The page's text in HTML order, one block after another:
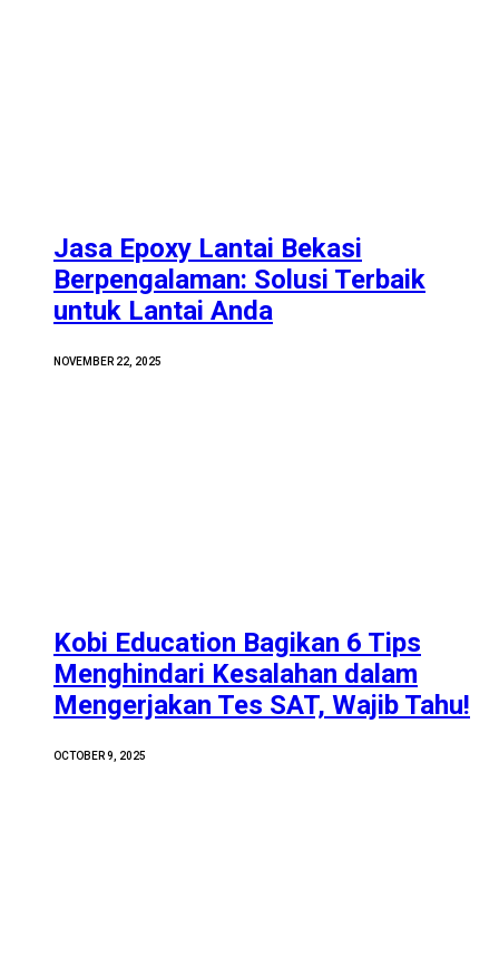
Jasa Epoxy Lantai Bekasi
Berpengalaman: Solusi Terbaik
untuk Lantai Anda
NOVEMBER 22, 2025
Kobi Education Bagikan 6 Tips
Menghindari Kesalahan dalam
Mengerjakan Tes SAT, Wajib Tahu!
OCTOBER 9, 2025